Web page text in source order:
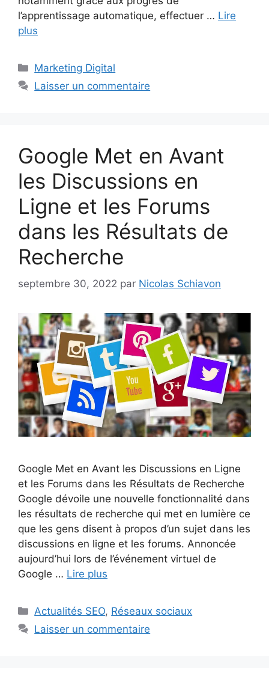
l’apprentissage automatique, effectuer … Lire
plus
Catégories
Marketing Digital
Laisser un commentaire
Google Met en Avant
les Discussions en
Ligne et les Forums
dans les Résultats de
Recherche
septembre 30, 2022 par Nicolas Schiavon
Google Met en Avant les Discussions en Ligne
et les Forums dans les Résultats de Recherche
Google dévoile une nouvelle fonctionnalité dans
les résultats de recherche qui met en lumière ce
que les gens disent à propos d’un sujet dans les
discussions en ligne et les forums. Annoncée
aujourd’hui lors de l’événement virtuel de
Google … Lire plus
Catégories
Actualités SEO, Réseaux sociaux
Laisser un commentaire